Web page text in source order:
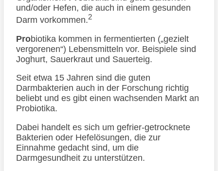
und/oder Hefen, die auch in einem gesunden
Darm vorkommen.2
Probiotika kommen in fermentierten („gezielt
vergorenen“) Lebensmitteln vor. Beispiele sind
Joghurt, Sauerkraut und Sauerteig.
Seit etwa 15 Jahren sind die guten
Darmbakterien auch in der Forschung richtig
beliebt und es gibt einen wachsenden Markt an
Probiotika.
Dabei handelt es sich um gefrier-getrocknete
Bakterien oder Hefelösungen, die zur
Einnahme gedacht sind, um die
Darmgesundheit zu unterstützen.